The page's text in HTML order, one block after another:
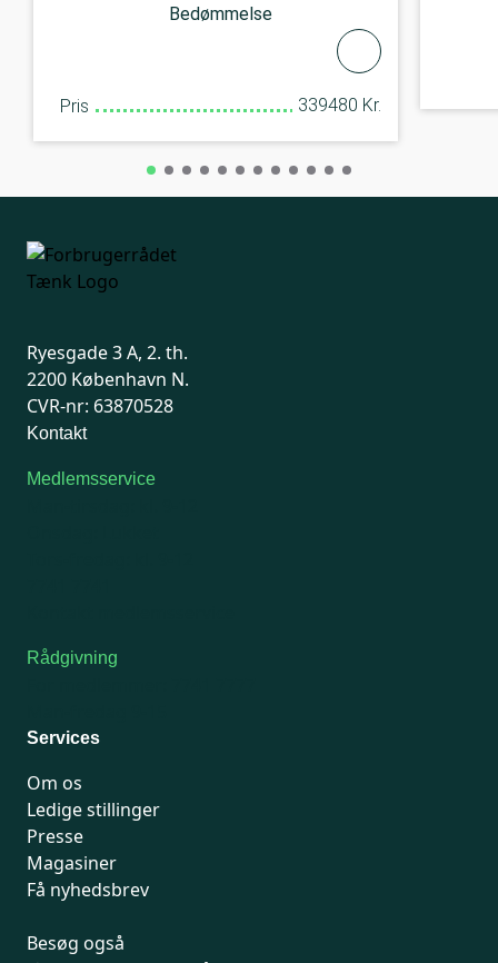
Bedømmelse
Pris 339480 Kr.
Ryesgade 3 A, 2. th.
2200 København N.
CVR-nr: 63870528
Kontakt
Medlemsservice
Rådgivning
Services
Om os
Ledige stillinger
Presse
Magasiner
Få nyhedsbrev
Besøg også